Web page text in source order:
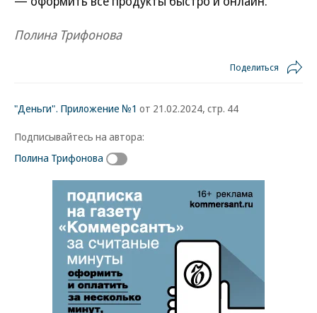
Полина Трифонова
Поделиться
"Деньги". Приложение №1 от 21.02.2024, стр. 44
Подписывайтесь на автора:
Полина Трифонова